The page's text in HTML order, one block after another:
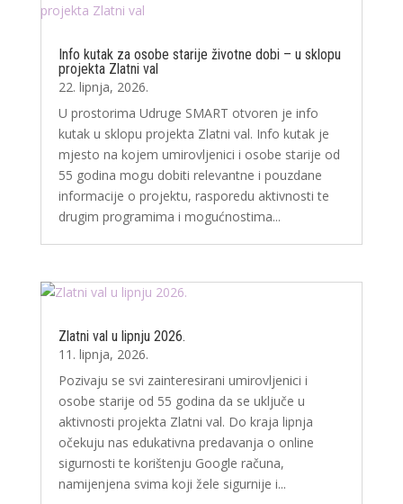
Info kutak za osobe starije životne dobi – u sklopu
projekta Zlatni val
22. lipnja, 2026.
U prostorima Udruge SMART otvoren je info
kutak u sklopu projekta Zlatni val. Info kutak je
mjesto na kojem umirovljenici i osobe starije od
55 godina mogu dobiti relevantne i pouzdane
informacije o projektu, rasporedu aktivnosti te
drugim programima i mogućnostima...
Zlatni val u lipnju 2026.
11. lipnja, 2026.
Pozivaju se svi zainteresirani umirovljenici i
osobe starije od 55 godina da se uključe u
aktivnosti projekta Zlatni val. Do kraja lipnja
očekuju nas edukativna predavanja o online
sigurnosti te korištenju Google računa,
namijenjena svima koji žele sigurnije i...